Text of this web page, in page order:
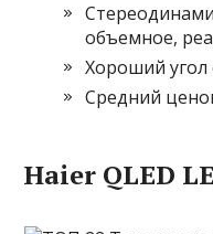
объемное,
Хороший угол
Средний
Haier QLED